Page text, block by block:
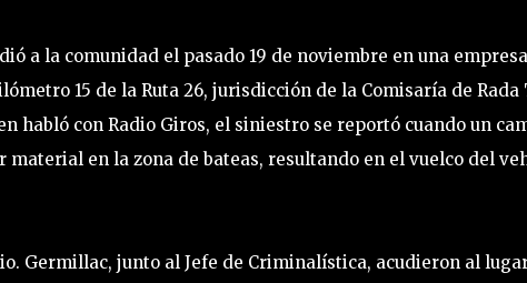
a la comunidad el pasado 19 de noviembre en una
15 de la Ruta 26, jurisdicción de la Comisaría de Rada
habló con Radio Giros, el siniestro se reportó cuando un
material en la zona de bateas, resultando en el vuelco del
Germillac, junto al Jefe de Criminalística, acudieron al